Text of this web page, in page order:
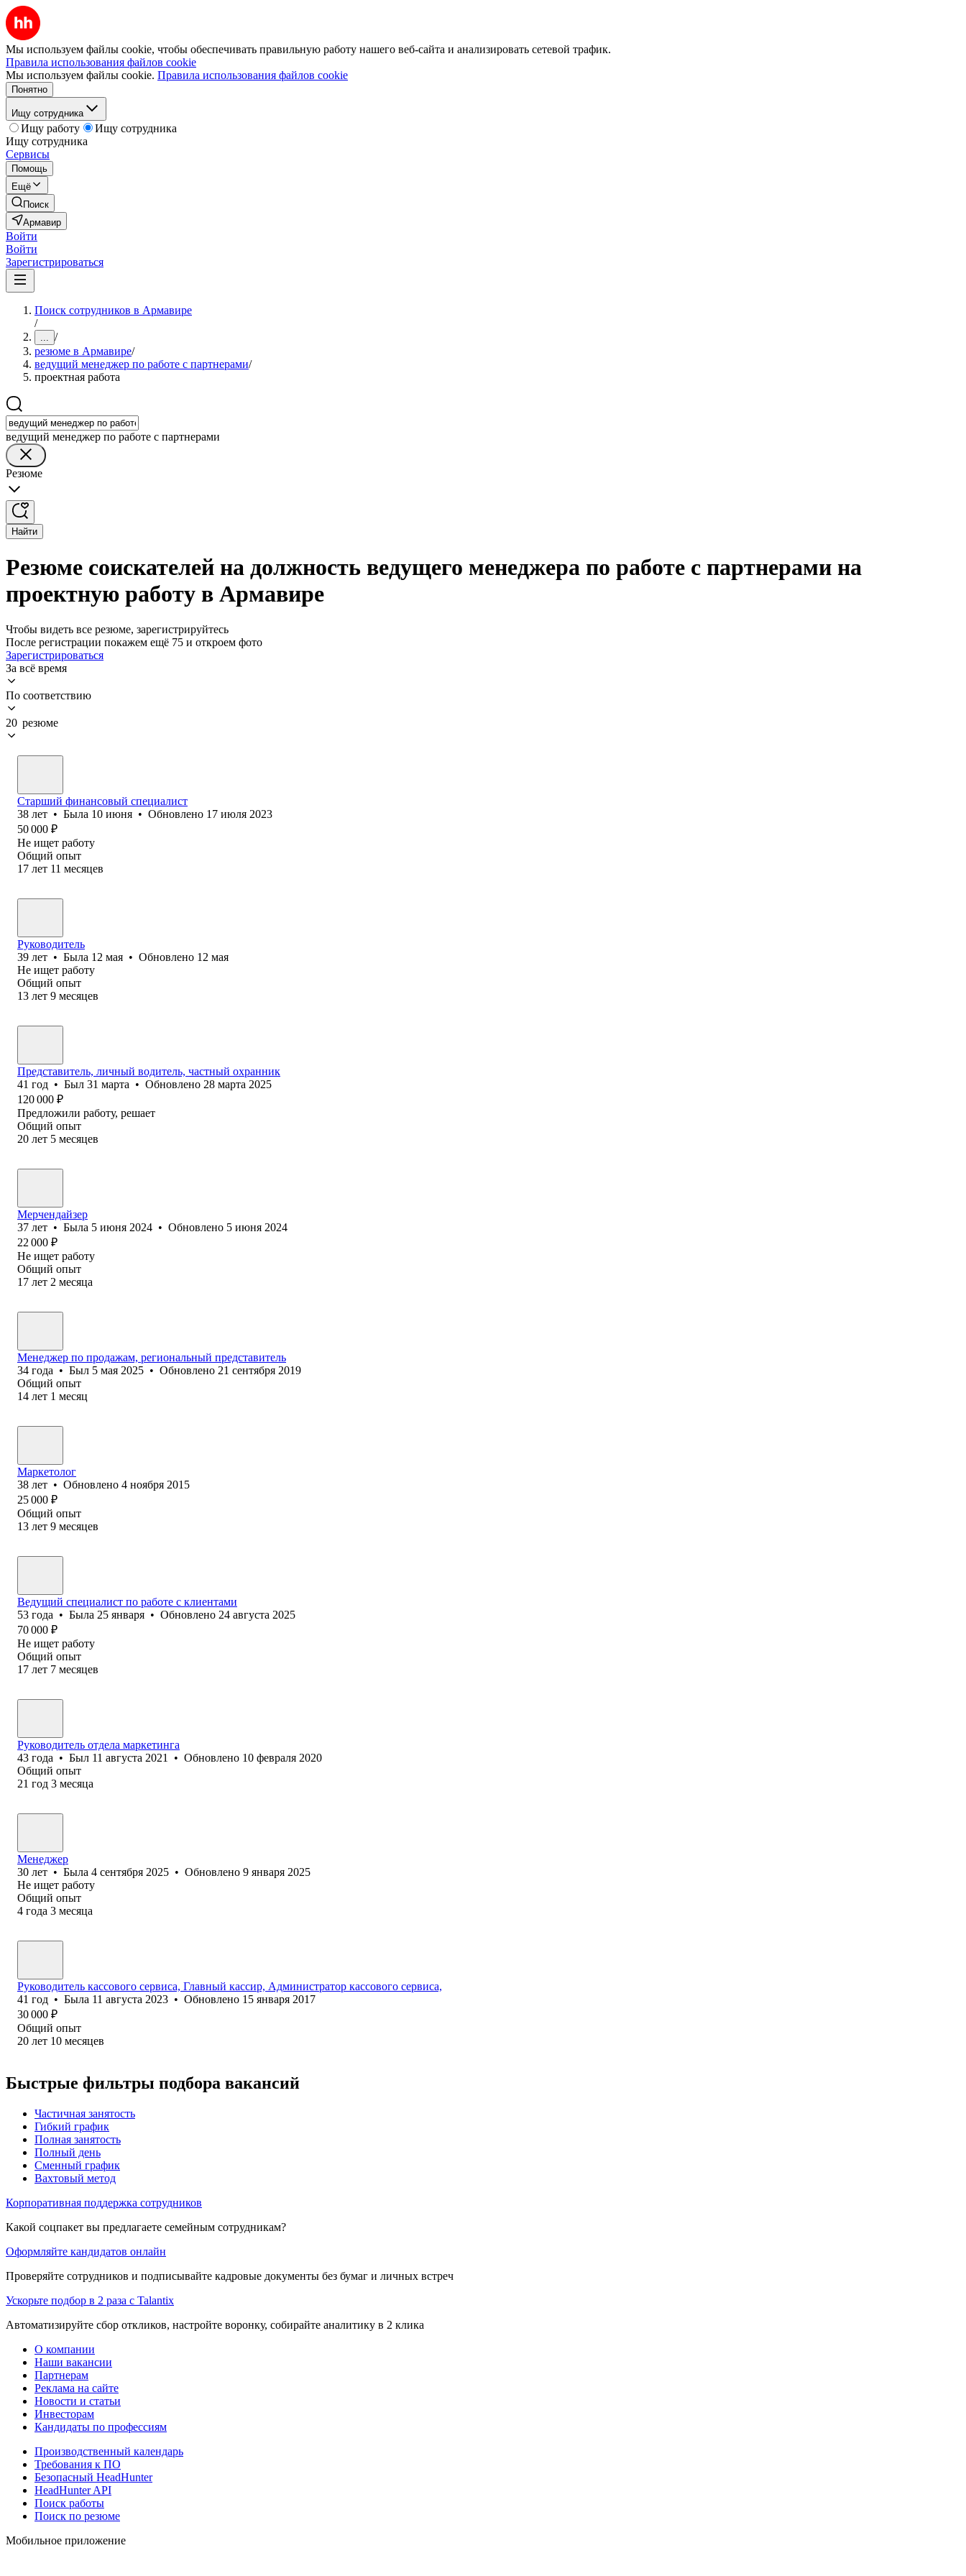
Мы используем файлы cookie, чтобы обеспечивать правильную работу нашего веб-сайта и анализировать сетевой трафик.
Правила использования файлов cookie
Мы используем файлы cookie. Правила использования файлов cookie
Понятно
Ищу сотрудника
Ищу работу
Ищу сотрудника
Ищу сотрудника
Сервисы
Помощь
Ещё
Поиск
Армавир
Войти
Войти
Зарегистрироваться
Поиск сотрудников в Армавире
/
... /
резюме в Армавире/
ведущий менеджер по работе с партнерами/
проектная работа
ведущий менеджер по работе с партнерами
Резюме
Найти
Резюме соискателей на должность ведущего менеджера по работе с партнерами на
проектную работу в Армавире
Чтобы видеть все резюме, зарегистрируйтесь
После регистрации покажем ещё 75 и откроем фото
Зарегистрироваться
За всё время
По соответствию
20 резюме
Старший финансовый специалист
38 лет • Была 10 июня • Обновлено 17 июля 2023
50 000 ₽
Не ищет работу
Общий опыт
17 лет 11 месяцев
Руководитель
39 лет • Была 12 мая • Обновлено 12 мая
Не ищет работу
Общий опыт
13 лет 9 месяцев
Представитель, личный водитель, частный охранник
41 год • Был 31 марта • Обновлено 28 марта 2025
120 000 ₽
Предложили работу, решает
Общий опыт
20 лет 5 месяцев
Мерчендайзер
37 лет • Была 5 июня 2024 • Обновлено 5 июня 2024
22 000 ₽
Не ищет работу
Общий опыт
17 лет 2 месяца
Менеджер по продажам, региональный представитель
34 года • Был 5 мая 2025 • Обновлено 21 сентября 2019
Общий опыт
14 лет 1 месяц
Маркетолог
38 лет • Обновлено 4 ноября 2015
25 000 ₽
Общий опыт
13 лет 9 месяцев
Ведущий специалист по работе с клиентами
53 года • Была 25 января • Обновлено 24 августа 2025
70 000 ₽
Не ищет работу
Общий опыт
17 лет 7 месяцев
Руководитель отдела маркетинга
43 года • Был 11 августа 2021 • Обновлено 10 февраля 2020
Общий опыт
21 год 3 месяца
Менеджер
30 лет • Была 4 сентября 2025 • Обновлено 9 января 2025
Не ищет работу
Общий опыт
4 года 3 месяца
Руководитель кассового сервиса, Главный кассир, Администратор кассового сервиса,
41 год • Была 11 августа 2023 • Обновлено 15 января 2017
30 000 ₽
Общий опыт
20 лет 10 месяцев
Быстрые фильтры подбора вакансий
Частичная занятость
Гибкий график
Полная занятость
Полный день
Сменный график
Вахтовый метод
Корпоративная поддержка сотрудников
Какой соцпакет вы предлагаете семейным сотрудникам?
Оформляйте кандидатов онлайн
Проверяйте сотрудников и подписывайте кадровые документы без бумаг и личных встреч
Ускорьте подбор в 2 раза с Talantix
Автоматизируйте сбор откликов, настройте воронку, собирайте аналитику в 2 клика
О компании
Наши вакансии
Партнерам
Реклама на сайте
Новости и статьи
Инвесторам
Кандидаты по профессиям
Производственный календарь
Требования к ПО
Безопасный HeadHunter
HeadHunter API
Поиск работы
Поиск по резюме
Мобильное приложение